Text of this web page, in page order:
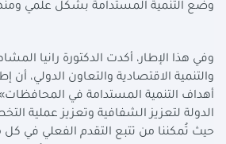
وضع التنمية المستدامة بشكل علمي
وفي هذا الإطار، أكدت الدكتورة رانيا
والتنمية الاقتصادية والتعاون الدولي، أن
أهداف التنمية المستدامة في
الدولة لتعزيز الشفافية وتعزيز عملية
حيث تُمكننا من تتبع التقدم الفعلي في